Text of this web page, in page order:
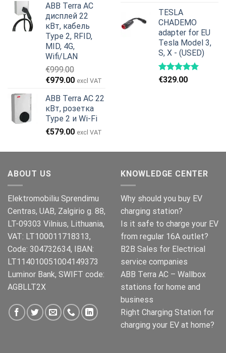
составляла
€799.00.
€629.00.
ABB Terra AC
дисплей 22
кВт, кабель
Type 2, RFID,
MID, 4G,
Wifi/LAN
€999.00
Первоначальная
составляла
€999.00.
€979.00Текущая
€979.00.
excl VAT
ABB Terra AC 22
кВт, розетка
Type 2 и Wi-Fi
€579.00 excl VAT
TESLA
CHADEMO
adapter for EU
Tesla Model 3,
S, X - (USED)
€329.00
ABOUT US
Elektromobiliu Sprendimu
Centras, UAB, Zalgirio g. 88,
LT-09303 Vilnius, Lithuania,
VAT: LT100011718313,
Code: 304732634, IBAN:
LT114010051004149373
Luminor Bank, SWIFT code:
AGBLLT2X
KNOWLEDGE CENTER
Why should you buy EV
charging station?
Is it safe to charge your EV
from regular 16A outlet?
B2B Sales for Electrical
service companies
ABB Terra AC – Wallbox
stations for home and
business
Right Charging Station for
charging your EV at home?